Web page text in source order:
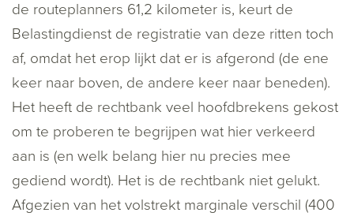
de routeplanners 61,2 kilometer is, keurt de
Belastingdienst de registratie van deze ritten toch
af, omdat het erop lijkt dat er is afgerond (de ene
keer naar boven, de andere keer naar beneden).
Het heeft de rechtbank veel hoofdbrekens gekost
om te proberen te begrijpen wat hier verkeerd
aan is (en welk belang hier nu precies mee
gediend wordt). Het is de rechtbank niet gelukt.
Afgezien van het volstrekt marginale verschil (400